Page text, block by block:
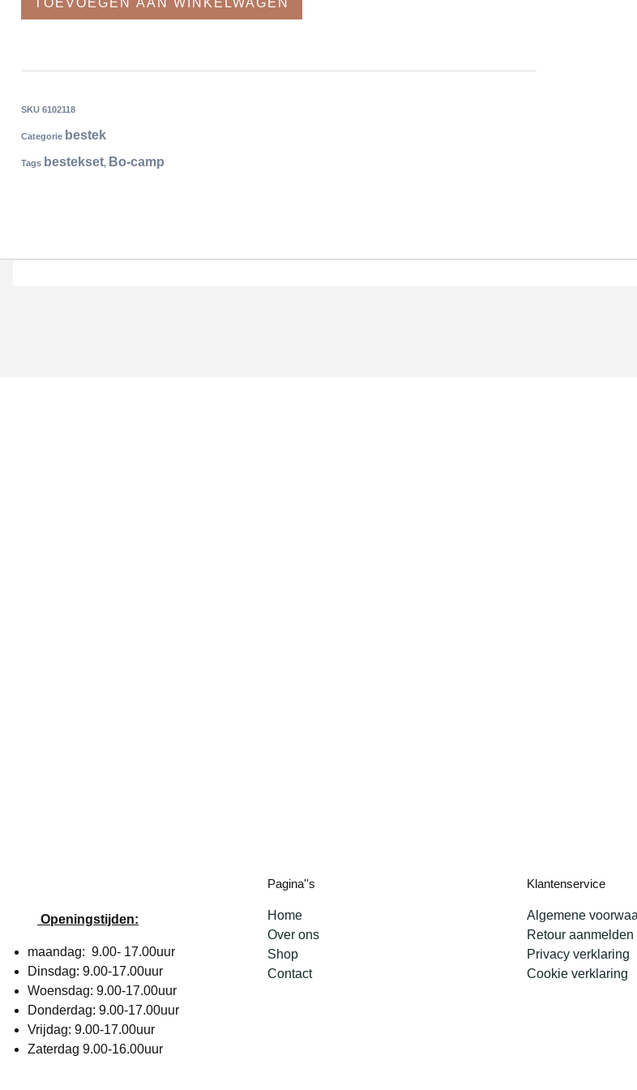
TOEVOEGEN AAN WINKELWAGEN
SKU 6102118
Categorie bestek
Tags bestekset, Bo-camp
Openingstijden:
maandag: 9.00- 17.00uur
Dinsdag: 9.00-17.00uur
Woensdag: 9.00-17.00uur
Donderdag: 9.00-17.00uur
Vrijdag: 9.00-17.00uur
Zaterdag 9.00-16.00uur
Pagina''s
Home
Over ons
Shop
Contact
Klantenservice
Algemene
Retour aanmelden
Privacy verklaring
Cookie verklaring